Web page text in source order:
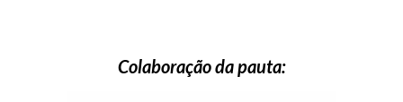
Colaboração da pauta: